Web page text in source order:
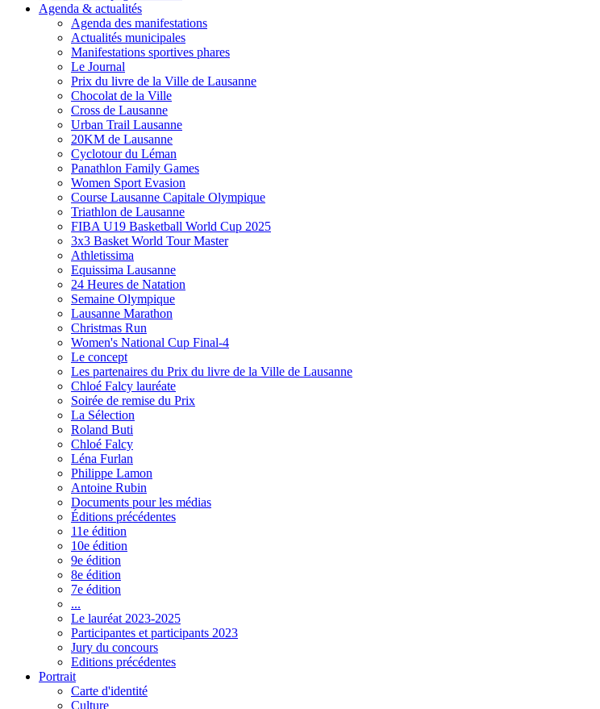
Agenda & actualités
Agenda des manifestations
Actualités municipales
Manifestations sportives phares
Le Journal
Prix du livre de la Ville de Lausanne
Chocolat de la Ville
Cross de Lausanne
Urban Trail Lausanne
20KM de Lausanne
Cyclotour du Léman
Panathlon Family Games
Women Sport Evasion
Course Lausanne Capitale Olympique
Triathlon de Lausanne
FIBA U19 Basketball World Cup 2025
3x3 Basket World Tour Master
Athletissima
Equissima Lausanne
24 Heures de Natation
Semaine Olympique
Lausanne Marathon
Christmas Run
Women's National Cup Final-4
Le concept
Les partenaires du Prix du livre de la Ville de Lausanne
Chloé Falcy lauréate
Soirée de remise du Prix
La Sélection
Roland Buti
Chloé Falcy
Léna Furlan
Philippe Lamon
Antoine Rubin
Documents pour les médias
Éditions précédentes
11e édition
10e édition
9e édition
8e édition
7e édition
...
Le lauréat 2023-2025
Participantes et participants 2023
Jury du concours
Editions précédentes
Portrait
Carte d'identité
Culture